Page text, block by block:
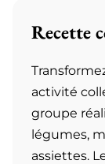
Recette
activité
groupe
légumes,
assiettes.